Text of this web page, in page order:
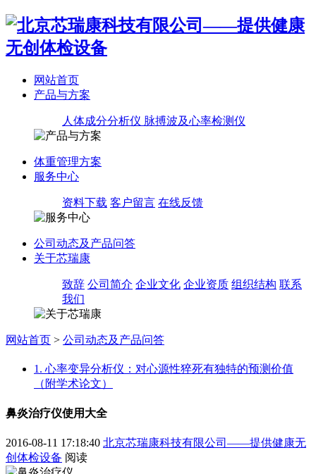
网站首页
产品与方案
人体成分分析仪 脉搏波及心率检测仪
体重管理方案
服务中心
资料下载 客户留言 在线反馈
公司动态及产品问答
关于芯瑞康
致辞 公司简介 企业文化 企业资质 组织结构 联系
我们
网站首页 > 公司动态及产品问答
1. 心率变异分析仪：对心源性猝死有独特的预测价值
（附学术论文）
鼻炎治疗仪使用大全
2016-08-11 17:18:40 北京芯瑞康科技有限公司——提供健康无
创体检设备 阅读